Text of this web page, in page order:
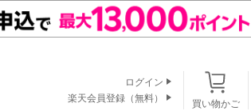
買い物かご
ログイン
楽天会員登録（無料）